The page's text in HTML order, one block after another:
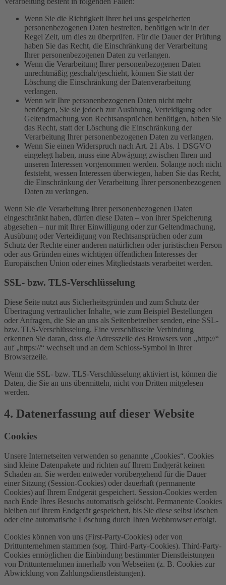
Wenn Sie die Richtigkeit Ihrer bei uns gespeicherten
personenbezogenen Daten bestreiten, benötigen wir in der
Regel Zeit, um dies zu überprüfen. Für die Dauer der Prüfung
haben Sie das Recht, die Einschränkung der Verarbeitung
Ihrer personenbezogenen Daten zu verlangen.
Wenn die Verarbeitung Ihrer personenbezogenen Daten
unrechtmäßig geschah/geschieht, können Sie statt der
Löschung die Einschränkung der Datenverarbeitung
verlangen.
Wenn wir Ihre personenbezogenen Daten nicht mehr
benötigen, Sie sie jedoch zur Ausübung, Verteidigung oder
Geltendmachung von Rechtsansprüchen benötigen, haben Sie
das Recht, statt der Löschung die Einschränkung der
Verarbeitung Ihrer personenbezogenen Daten zu verlangen.
Wenn Sie einen Widerspruch nach Art. 21 Abs. 1 DSGVO
eingelegt haben, muss eine Abwägung zwischen Ihren und
unseren Interessen vorgenommen werden. Solange noch nicht
feststeht, wessen Interessen überwiegen, haben Sie das Recht,
die Einschränkung der Verarbeitung Ihrer personenbezogenen
Daten zu verlangen.
Wenn Sie die Verarbeitung Ihrer personenbezogenen Daten
eingeschränkt haben, dürfen diese Daten – von ihrer Speicherung
abgesehen – nur mit Ihrer Einwilligung oder zur Geltendmachung,
Ausübung oder Verteidigung von Rechtsansprüchen oder zum
Schutz der Rechte einer anderen natürlichen oder juristischen Person
oder aus Gründen eines wichtigen öffentlichen Interesses der
Europäischen Union oder eines Mitgliedstaats verarbeitet werden.
SSL- bzw. TLS-Verschlüsselung
Diese Seite nutzt aus Sicherheitsgründen und zum Schutz der
Übertragung vertraulicher Inhalte, wie zum Beispiel Bestellungen
oder Anfragen, die Sie an uns als Seitenbetreiber senden, eine SSL-
bzw. TLS-Verschlüsselung. Eine verschlüsselte Verbindung
erkennen Sie daran, dass die Adresszeile des Browsers von „http://“
auf „https://“ wechselt und an dem Schloss-Symbol in Ihrer
Browserzeile.
Wenn die SSL- bzw. TLS-Verschlüsselung aktiviert ist, können die
Daten, die Sie an uns übermitteln, nicht von Dritten mitgelesen
werden.
4. Datenerfassung auf dieser Website
Cookies
Unsere Internetseiten verwenden so genannte „Cookies“. Cookies
sind kleine Datenpakete und richten auf Ihrem Endgerät keinen
Schaden an. Sie werden entweder vorübergehend für die Dauer
einer Sitzung (Session-Cookies) oder dauerhaft (permanente
Cookies) auf Ihrem Endgerät gespeichert. Session-Cookies werden
nach Ende Ihres Besuchs automatisch gelöscht. Permanente Cookies
bleiben auf Ihrem Endgerät gespeichert, bis Sie diese selbst löschen
oder eine automatische Löschung durch Ihren Webbrowser erfolgt.
Cookies können von uns (First-Party-Cookies) oder von
Drittunternehmen stammen (sog. Third-Party-Cookies). Third-Party-
Cookies ermöglichen die Einbindung bestimmter Dienstleistungen
von Drittunternehmen innerhalb von Webseiten (z. B. Cookies zur
Abwicklung von Zahlungsdienstleistungen).